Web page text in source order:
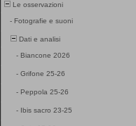
Le osservazioni
- Fotografie e suoni
Dati e analisi
- Biancone 2026
- Grifone 25-26
- Peppola 25-26
- Ibis sacro 23-25